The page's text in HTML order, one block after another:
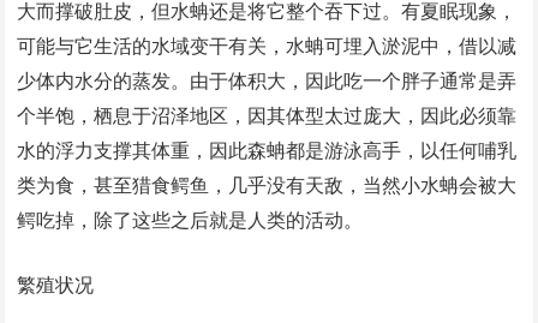
大而撑破肚皮，但水蚺还是将它整个吞下过。有夏眠现象，
可能与它生活的水域变干有关，水蚺可埋入淤泥中，借以减
少体内水分的蒸发。由于体积大，因此吃一个胖子通常是弄
个半饱，栖息于沼泽地区，因其体型太过庞大，因此必须靠
水的浮力支撑其体重，因此森蚺都是游泳高手，以任何哺乳
类为食，甚至猎食鳄鱼，几乎没有天敌，当然小水蚺会被大
鳄吃掉，除了这些之后就是人类的活动。
繁殖状况